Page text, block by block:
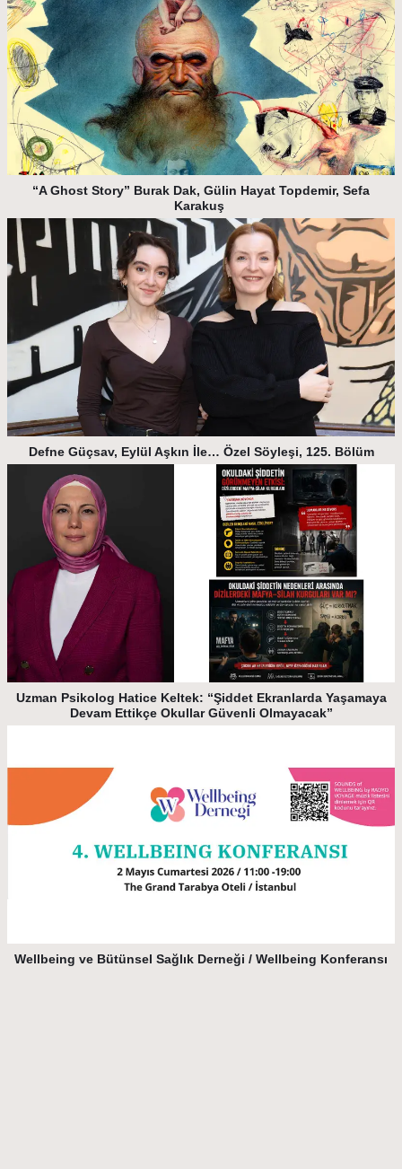
“A Ghost Story” Burak Dak, Gülin Hayat Topdemir, Sefa
Karakuş
Defne Güçsav, Eylül Aşkın İle… Özel Söyleşi, 125. Bölüm
Uzman Psikolog Hatice Keltek: “Şiddet Ekranlarda Yaşamaya
Devam Ettikçe Okullar Güvenli Olmayacak”
Wellbeing ve Bütünsel Sağlık Derneği / Wellbeing Konferansı